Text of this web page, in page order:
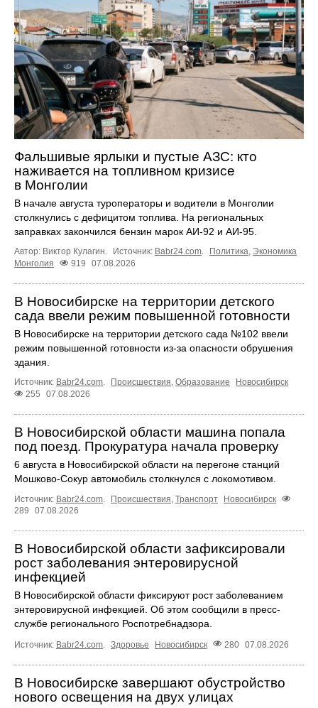
Фальшивые ярлыки и пустые АЗС: кто
наживается на топливном кризисе
в Монголии
В начале августа туроператоры и водители в Монголии
столкнулись с дефицитом топлива. На региональных
заправках закончился бензин марок АИ-92 и АИ-95.
Автор: Виктор Кулагин. Источник: Babr24.com. Политика, Экономика
Монголия
919 07.08.2026
В Новосибирске на территории детского
сада ввели режим повышенной готовности
В Новосибирске на территории детского сада №102 ввели
режим повышенной готовности из-за опасности обрушения
здания.
Источник: Babr24.com. Происшествия, Образование
Новосибирск
255
07.08.2026
В Новосибирской области машина попала
под поезд. Прокуратура начала проверку
6 августа в Новосибирской области на перегоне станций
Мошково-Сокур автомобиль столкнулся с локомотивом.
Источник: Babr24.com. Происшествия, Транспорт
Новосибирск
289
07.08.2026
В Новосибирской области зафиксировали
рост заболевания энтеровирусной
инфекцией
В Новосибирской области фиксируют рост заболеванием
энтеровирусной инфекцией. Об этом сообщили в пресс-
службе регионального Роспотребнадзора.
Источник: Babr24.com Здоровье Новосибирск 280 07.08.2026
В Новосибирске завершают обустройство
нового освещения на двух улицах